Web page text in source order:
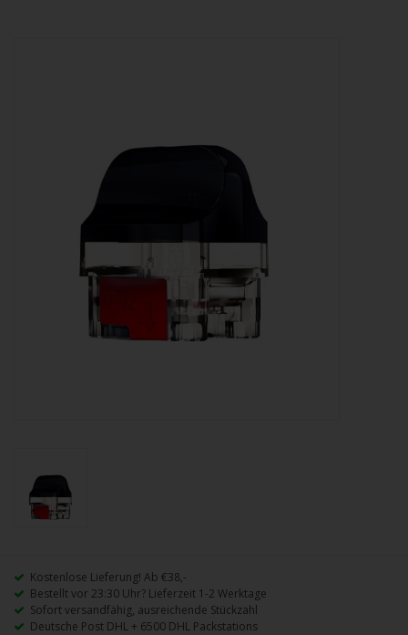
Kostenlose Lieferung! Ab €38,-
Bestellt vor 23:30 Uhr? Lieferzeit 1-2 Werktage
Sofort versandfähig, ausreichende Stückzahl
Deutsche Post DHL + 6500 DHL Packstations